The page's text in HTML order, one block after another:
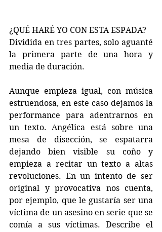
¿QUÉ HARÉ YO CON ESTA ESPADA?
Dividida en tres partes, solo aguanté
la primera parte de una hora y
media de duración.
Aunque empieza igual, con música
estruendosa, en este caso dejamos la
performance para adentrarnos en
un texto. Angélica está sobre una
mesa de disección, se espatarra
dejando bien visible su coño y
empieza a recitar un texto a altas
revoluciones. En un intento de ser
original y provocativa nos cuenta,
por ejemplo, que le gustaría ser una
víctima de un asesino en serie que se
comía a sus víctimas. Describe el